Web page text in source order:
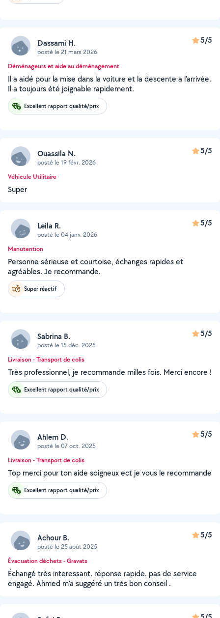
Dassami H.
posté le 21 mars 2026
5/5
Déménageurs et aide au déménagement
Il a aidé pour la mise dans la voiture et la descente a l'arrivée.
Il a toujours été joignable rapidement.
Excellent rapport qualité/prix
Ouassila N.
posté le 19 févr. 2026
5/5
Véhicule Utilitaire
Super
Leila R.
posté le 04 janv. 2026
5/5
Manutention
Personne sérieuse et courtoise, échanges rapides et
agréables. Je recommande.
Super réactif
Sabrina B.
posté le 15 déc. 2025
5/5
Livraison - Transport de colis
Très professionnel, je recommande milles fois. Merci encore !
Excellent rapport qualité/prix
Ahlem D.
posté le 07 oct. 2025
5/5
Livraison - Transport de colis
Top merci pour ton aide soigneux ect je vous le recommande
Excellent rapport qualité/prix
Achour B.
posté le 25 août 2025
5/5
Évacuation déchets - Gravats
Échangé très interessant. réponse rapide. pas de service
engagé. Ahmed m'a suggéré un très bon conseil .